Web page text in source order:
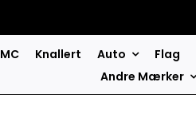
MC Knallert Auto Flag
Andre Mærker